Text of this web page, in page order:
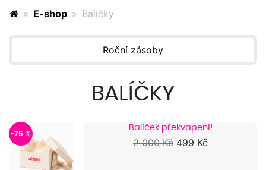
E-shop Balíčky
Roční zásoby
BALÍČKY
-75 %
Balíček překvapení!
2 000 Kč 499 Kč